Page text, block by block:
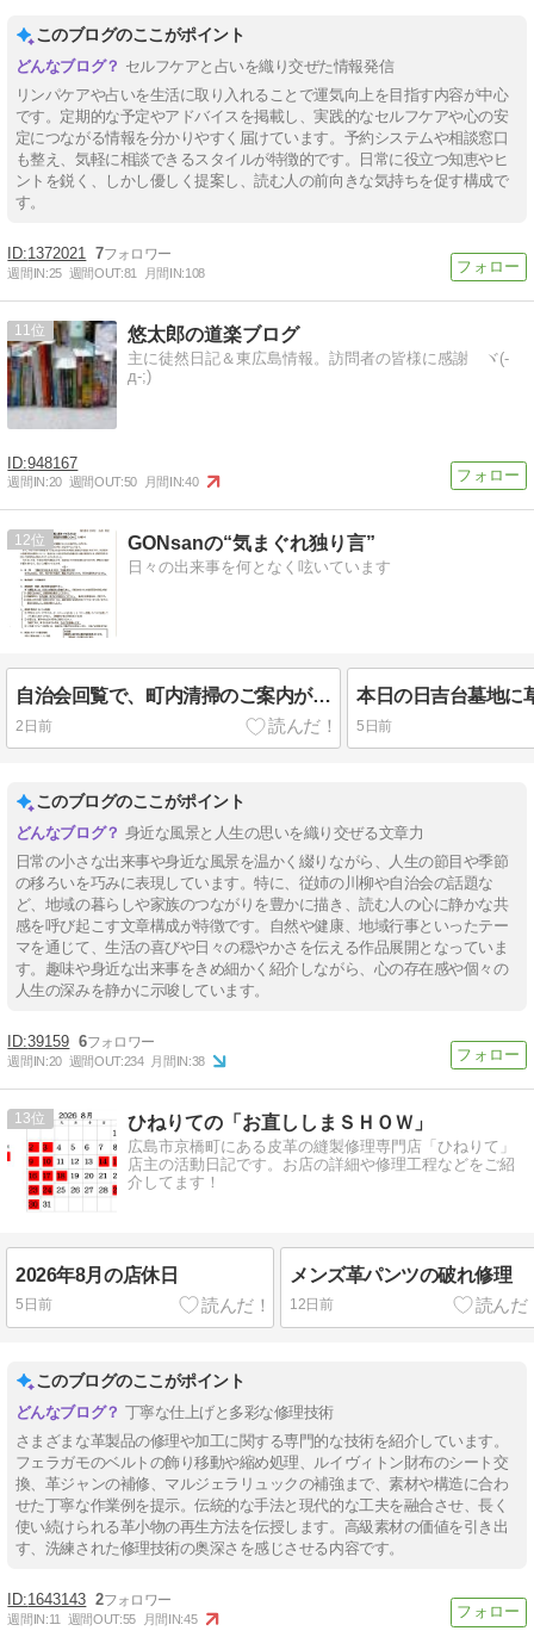
このブログのここがポイント
セルフケアと占いを織り交ぜた情報発信
リンパケアや占いを生活に取り入れることで運気向上を目指す内容が中心
です。定期的な予定やアドバイスを掲載し、実践的なセルフケアや心の安
定につながる情報を分かりやすく届けています。予約システムや相談窓口
も整え、気軽に相談できるスタイルが特徴的です。日常に役立つ知恵やヒ
ントを鋭く、しかし優しく提案し、読む人の前向きな気持ちを促す構成で
す。
1372021 7
週間IN:25 週間OUT:81 月間IN:108
11 悠太郎の道楽ブログ
主に徒然日記＆東広島情報。訪問者の皆様に感謝 ヾ(-
д-;)
948167
週間IN:20 週間OUT:50 月間IN:40
12 GONsanの“気まぐれ独り言”
日々の出来事を何となく呟いています
自治会回覧で、町内清掃のご案内が…
2日前 5日前
このブログのここがポイント
身近な風景と人生の思いを織り交ぜる文章力
日常の小さな出来事や身近な風景を温かく綴りながら、人生の節目や季節
の移ろいを巧みに表現しています。特に、従姉の川柳や自治会の話題な
ど、地域の暮らしや家族のつながりを豊かに描き、読む人の心に静かな共
感を呼び起こす文章構成が特徴です。自然や健康、地域行事といったテー
マを通じて、生活の喜びや日々の穏やかさを伝える作品展開となっていま
す。趣味や身近な出来事をきめ細かく紹介しながら、心の存在感や個々の
人生の深みを静かに示唆しています。
39159 6
週間IN:20 週間OUT:234 月間IN:38
13 ひねりての「お直ししまＳＨＯＷ」
広島市京橋町にある皮革の縫製修理専門店「ひねりて」
店主の活動日記です。お店の詳細や修理工程などをご紹
介してます！
2026年8月の店休日
5日前
メンズ革パンツの破れ修理
12日前
このブログのここがポイント
丁寧な仕上げと多彩な修理技術
さまざまな革製品の修理や加工に関する専門的な技術を紹介しています。
フェラガモのベルトの飾り移動や縮め処理、ルイヴィトン財布のシート交
換、革ジャンの補修、マルジェラリュックの補強まで、素材や構造に合わ
せた丁寧な作業例を提示。伝統的な手法と現代的な工夫を融合させ、長く
使い続けられる革小物の再生方法を伝授します。高級素材の価値を引き出
す、洗練された修理技術の奥深さを感じさせる内容です。
1643143 2
週間IN:11 週間OUT:55 月間IN:45